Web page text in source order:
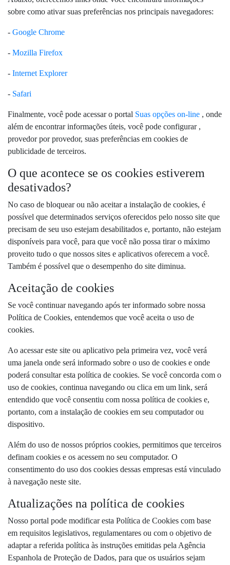
sobre como ativar suas preferências nos principais navegadores:
- Google Chrome
- Mozilla Firefox
- Internet Explorer
- Safari
Finalmente, você pode acessar o portal Suas opções on-line , onde
além de encontrar informações úteis, você pode configurar ,
provedor por provedor, suas preferências em cookies de
publicidade de terceiros.
O que acontece se os cookies estiverem
desativados?
No caso de bloquear ou não aceitar a instalação de cookies, é
possível que determinados serviços oferecidos pelo nosso site que
precisam de seu uso estejam desabilitados e, portanto, não estejam
disponíveis para você, para que você não possa tirar o máximo
proveito tudo o que nossos sites e aplicativos oferecem a você.
Também é possível que o desempenho do site diminua.
Aceitação de cookies
Se você continuar navegando após ter informado sobre nossa
Política de Cookies, entendemos que você aceita o uso de
cookies.
Ao acessar este site ou aplicativo pela primeira vez, você verá
uma janela onde será informado sobre o uso de cookies e onde
poderá consultar esta política de cookies. Se você concorda com o
uso de cookies, continua navegando ou clica em um link, será
entendido que você consentiu com nossa política de cookies e,
portanto, com a instalação de cookies em seu computador ou
dispositivo.
Além do uso de nossos próprios cookies, permitimos que terceiros
definam cookies e os acessem no seu computador. O
consentimento do uso dos cookies dessas empresas está vinculado
à navegação neste site.
Atualizações na política de cookies
Nosso portal pode modificar esta Política de Cookies com base
em requisitos legislativos, regulamentares ou com o objetivo de
adaptar a referida política às instruções emitidas pela Agência
Espanhola de Proteção de Dados, para que os usuários sejam